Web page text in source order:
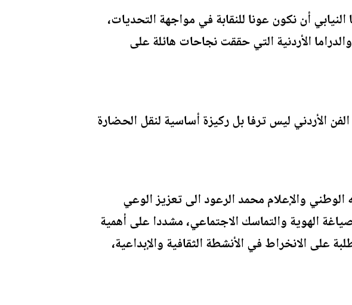
أن نكون عونا للنقابة في مواجهة التحديات،
الأردنية التي حققت نجاحات هائلة على
الأردني ليس ترفا بل ركيزة أساسية لنقل الحضارة
الوطني والإعلام محمد الرعود الى تعزيز الوعي
الهوية والتماسك الاجتماعي، مشددا على أهمية
على الانخراط في الأنشطة الثقافية والإبداعية،